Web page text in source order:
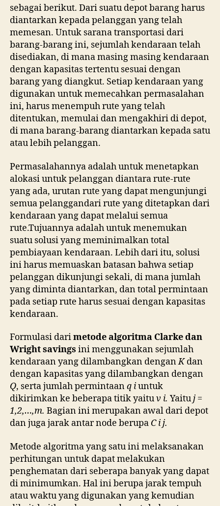
sebagai berikut. Dari suatu depot barang harus
diantarkan kepada pelanggan yang telah
memesan. Untuk sarana transportasi dari
barang-barang ini, sejumlah kendaraan telah
disediakan, di mana masing masing kendaraan
dengan kapasitas tertentu sesuai dengan
barang yang diangkut. Setiap kendaraan yang
digunakan untuk memecahkan permasalahan
ini, harus menempuh rute yang telah
ditentukan, memulai dan mengakhiri di depot,
di mana barang-barang diantarkan kepada satu
atau lebih pelanggan.
Permasalahannya adalah untuk menetapkan
alokasi untuk pelanggan diantara rute-rute
yang ada, urutan rute yang dapat mengunjungi
semua pelanggandari rute yang ditetapkan dari
kendaraan yang dapat melalui semua
rute.Tujuannya adalah untuk menemukan
suatu solusi yang meminimalkan total
pembiayaan kendaraan. Lebih dari itu, solusi
ini harus memuaskan batasan bahwa setiap
pelanggan dikunjungi sekali, di mana jumlah
yang diminta diantarkan, dan total permintaan
pada setiap rute harus sesuai dengan kapasitas
kendaraan.
Formulasi darimetode algoritma Clarke dan
Wright savings ini menggunakan sejumlah
kendaraan yang dilambangkan denganKdan
dengan kapasitas yang dilambangkan dengan
Q, serta jumlah permintaanq iuntuk
dikirimkan ke beberapa titik yaituv i. Yaituj =
1,2,…,m. Bagian ini merupakan awal dari depot
dan juga jarak antar node berupa C i j.
Metode algoritma yang satu ini melaksanakan
perhitungan untuk dapat melakukan
penghematan dari seberapa banyak yang dapat
di minimumkan. Hal ini berupa jarak tempuh
atau waktu yang digunakan yang kemudian